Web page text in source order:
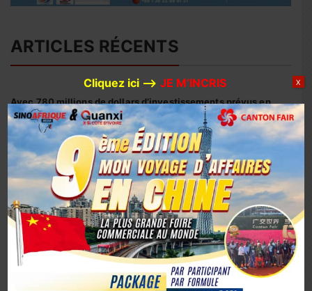
ARTICLES RÉCENTS
Avec 780 millions de dollars d’investissements prévus en
2026, Huaxin Gold accélère son expansion minière entre
Afrique et Asie
Coopération sino-ivoirienne : inauguration officielle du
siège du centre d’affaires YUE AFRICA BUSINESS ALLIANCE
(YABA) à Guangzhou
Coopération Sino-Ivoirienne : S.E.M. Abou Dosso nommé
Ambassadeur de la Côte d’Ivoire en Chine, un tournant
diplomatique
1er octobre 2025, la Chine marque son 76e anniversaire
Cliquez ici –> JE M’INCRIS X